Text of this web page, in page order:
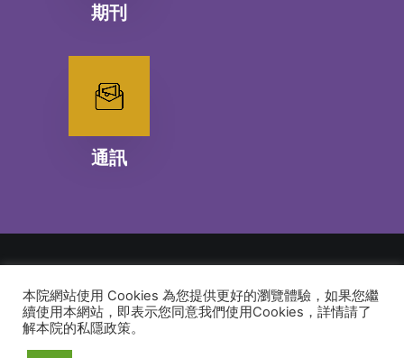
期刊
通訊
© 2026 建道神學院Alliance Bible Seminary. All rights reserved
本院網站使用 Cookies 為您提供更好的瀏覽體驗，如果您繼
續使用本網站，即表示您同意我們使用Cookies，詳情請了
解本院的私隱政策。